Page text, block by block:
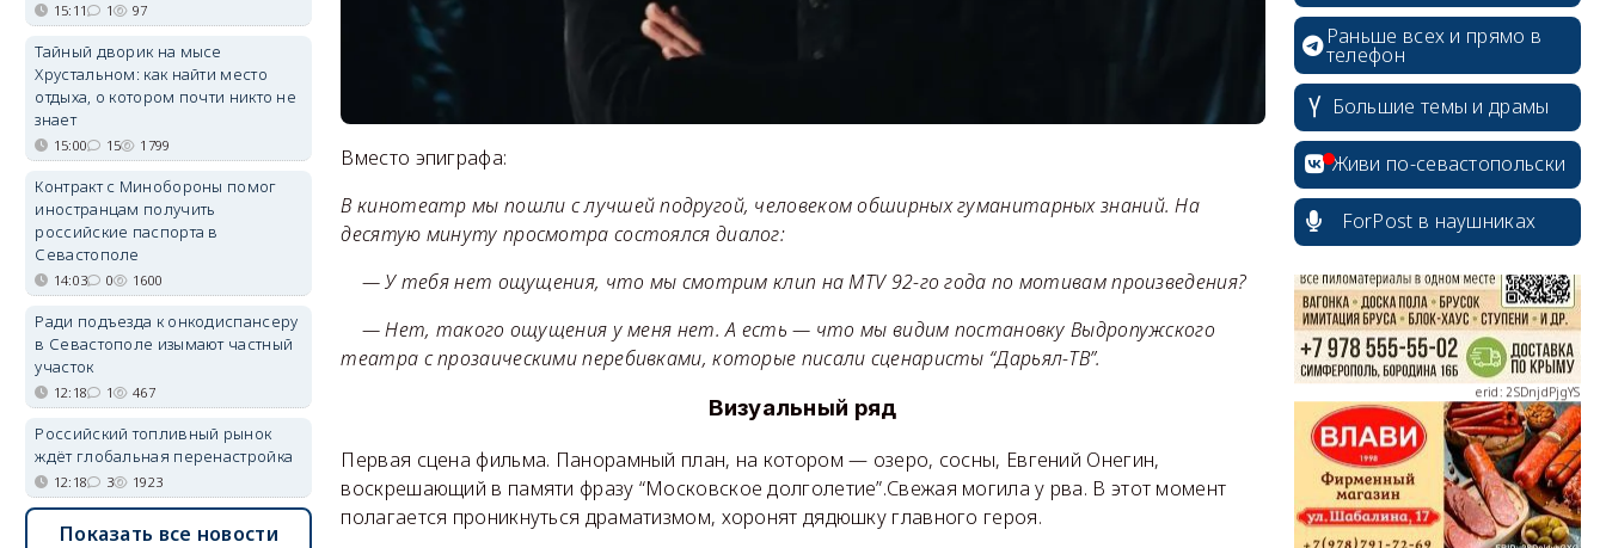
Вместо эпиграфа:
В кинотеатр мы пошли с лучшей подругой, человеком обширных гуманитарных знаний. На
десятую минуту просмотра состоялся диалог:
— У тебя нет ощущения, что мы смотрим клип на MTV 92-го года по мотивам произведения?
— Нет, такого ощущения у меня нет. А есть — что мы видим постановку Выдропужского
театра с прозаическими перебивками, которые писали сценаристы “Дарьял-ТВ”.
Визуальный ряд
Первая сцена фильма. Панорамный план, на котором — озеро, сосны, Евгений Онегин,
воскрешающий в памяти фразу “Московское долголетие”.Свежая могила у рва. В этот момент
полагается проникнуться драматизмом, хоронят дядюшку главного героя.
15:11 1 97
Тайный дворик на мысе
Хрустальном: как найти место
отдыха, о котором почти никто не
знает
15:00 15 1799
Контракт с Минобороны помог
иностранцам получить
российские паспорта в
Севастополе
14:03 0 1600
Ради подъезда к онкодиспансеру
в Севастополе изымают частный
участок
12:18 1 467
Российский топливный рынок
ждёт глобальная перенастройка
12:18 3 1923
Показать все новости
Раньше всех и прямо в
телефон
Большие темы и драмы
Живи по-севастопольски
ForPost в наушниках
erid: 2SDnjcrDNw6
erid: 2SDnjdPjgYS
erid: 2SDnjdvhGXG